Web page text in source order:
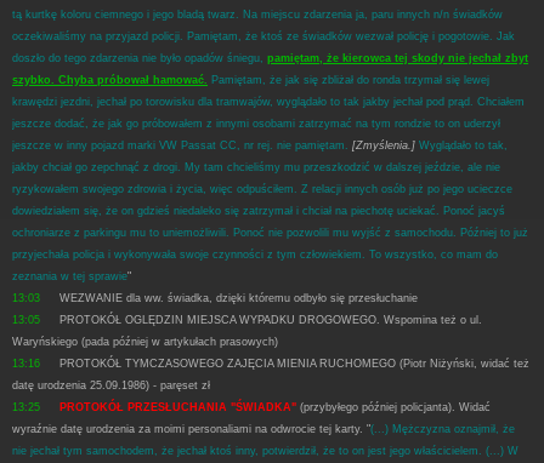
tą kurtkę koloru ciemnego i jego bladą twarz. Na miejscu zdarzenia ja, paru innych n/n świadków
oczekiwaliśmy na przyjazd policji. Pamiętam, że ktoś ze świadków wezwał policję i pogotowie. Jak
doszło do tego zdarzenia nie było opadów śniegu, pamiętam, że kierowca tej skody nie jechał zbyt
szybko. Chyba próbował hamować.
Pamiętam, że jak się zbliżał do ronda trzymał się lewej
krawędzi jezdni, jechał po torowisku dla tramwajów, wyglądało to tak jakby jechał pod prąd. Chciałem
jeszcze dodać, że jak go próbowałem z innymi osobami zatrzymać na tym rondzie to on uderzył
jeszcze w inny pojazd marki VW Passat CC, nr rej. nie pamiętam.
[Zmyślenia.] Wyglądało to tak,
jakby chciał go zepchnąć z drogi. My tam chcieliśmy mu przeszkodzić w dalszej jeździe, ale nie
ryzykowałem swojego zdrowia i życia, więc odpuściłem. Z relacji innych osób już po jego ucieczce
dowiedziałem się, że on gdzieś niedaleko się zatrzymał i chciał na piechotę uciekać. Ponoć jacyś
ochroniarze z parkingu mu to uniemożliwili. Ponoć nie pozwolili mu wyjść z samochodu. Później to już
przyjechała policja i wykonywała swoje czynności z tym człowiekiem. To wszystko, co mam do
zeznania w tej sprawie"
13:03
WEZWANIE dla ww. świadka, dzięki któremu odbyło się przesłuchanie
13:05
PROTOKÓŁ OGLĘDZIN MIEJSCA WYPADKU DROGOWEGO. Wspomina też o ul.
Waryńskiego (pada później w artykułach prasowych)
13:16
PROTOKÓŁ TYMCZASOWEGO ZAJĘCIA MIENIA RUCHOMEGO (Piotr Niżyński, widać też
datę urodzenia 25.09.1986) - paręset zł
13:25
PROTOKÓŁ PRZESŁUCHANIA "ŚWIADKA" (przybyłego później policjanta). Widać
wyraźnie datę urodzenia za moimi personaliami na odwrocie tej karty. "(...) Mężczyzna oznajmił, że
nie jechał tym samochodem, że jechał ktoś inny, potwierdził, że to on jest jego właścicielem. (...) W